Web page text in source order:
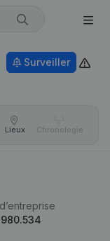
Surveiller
Lieux Chronologie